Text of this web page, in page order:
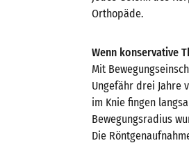
Orthopäde.
Wenn konservative
Mit
Ungefähr drei Jahre
im Knie fingen
Bewegungsradius
Die